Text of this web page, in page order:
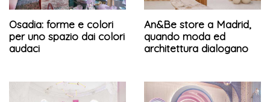
Osadia: forme e colori
per uno spazio dai colori
audaci
An&Be store a Madrid,
quando moda ed
architettura dialogano